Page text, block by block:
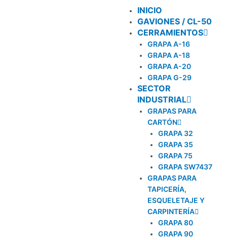
INICIO
GAVIONES / CL-50
CERRAMIENTOS
GRAPA A-16
GRAPA A-18
GRAPA A-20
GRAPA G-29
SECTOR
INDUSTRIAL
GRAPAS PARA
CARTÓN
GRAPA 32
GRAPA 35
GRAPA 75
GRAPA SW7437
GRAPAS PARA
TAPICERÍA,
ESQUELETAJE Y
CARPINTERÍA
GRAPA 80
GRAPA 90